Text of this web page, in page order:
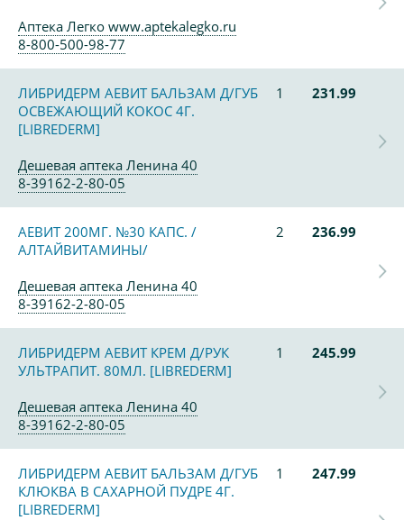
Аптека Легко www.aptekalegko.ru
8-800-500-98-77
ЛИБРИДЕРМ АЕВИТ БАЛЬЗАМ Д/ГУБ
ОСВЕЖАЮЩИЙ КОКОС 4Г.
[LIBREDERM]
1 231.99
Дешевая аптека Ленина 40
8-39162-2-80-05
АЕВИТ 200МГ. №30 КАПС. /
АЛТАЙВИТАМИНЫ/
2 236.99
Дешевая аптека Ленина 40
8-39162-2-80-05
ЛИБРИДЕРМ АЕВИТ КРЕМ Д/РУК
УЛЬТРАПИТ. 80МЛ. [LIBREDERM]
1 245.99
Дешевая аптека Ленина 40
8-39162-2-80-05
ЛИБРИДЕРМ АЕВИТ БАЛЬЗАМ Д/ГУБ
КЛЮКВА В САХАРНОЙ ПУДРЕ 4Г.
[LIBREDERM]
1 247.99